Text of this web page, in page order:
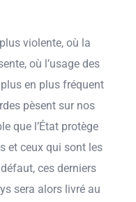
violente, où la
où l’usage des
en plus fréquent
pèsent sur nos
que l’État protège
et ceux qui sont les
ces derniers
sera alors livré au